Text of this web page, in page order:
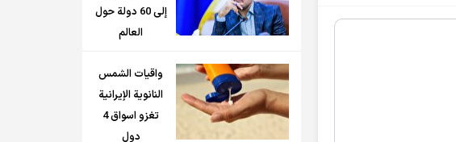
إلى 60 دولة حول
العالم
واقيات الشمس
النانوية الإيرانية
تغزو اسواق 4
دول